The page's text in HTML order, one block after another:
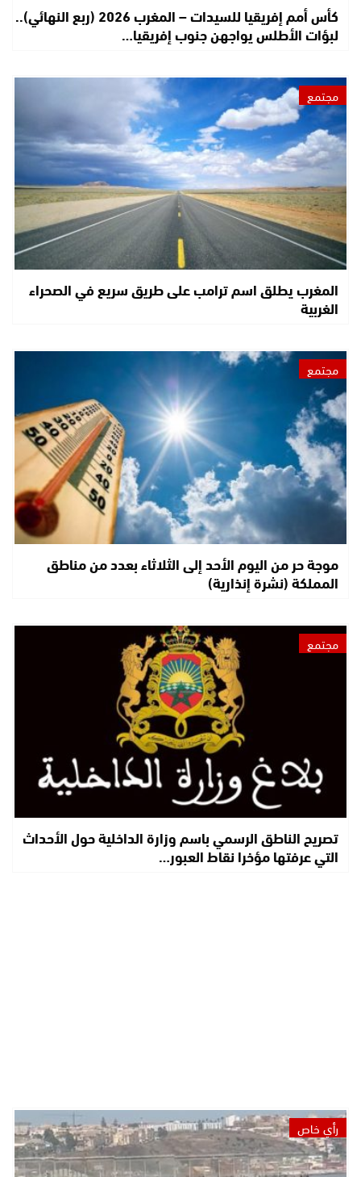
كأس أمم إفريقيا للسيدات – المغرب 2026 (ربع النهائي)..
لبؤات الأطلس يواجهن جنوب إفريقيا…
مجتمع
المغرب يطلق اسم ترامب على طريق سريع في الصحراء
الغربية
مجتمع
موجة حر من اليوم الأحد إلى الثلاثاء بعدد من مناطق
المملكة (نشرة إنذارية)
مجتمع
تصريح الناطق الرسمي باسم وزارة الداخلية حول الأحداث
التي عرفتها مؤخرا نقاط العبور…
رأي خاص